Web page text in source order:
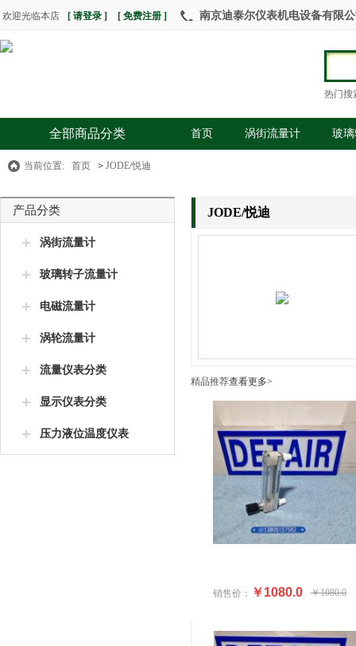
欢迎光临本店 [ 请登录 ] [ 免费注册 ] 南京迪泰尔仪表机电设备有限
热门搜
全部商品分类 首页 涡街流量计 玻
当前位置: 首页 > JODE/悦迪
产品分类
涡街流量计
玻璃转子流量计
电磁流量计
涡轮流量计
流量仪表分类
显示仪表分类
压力液位温度仪表
JODE/悦迪
精品推荐查看更多>
销售价： ￥1080.0 ￥1080.0